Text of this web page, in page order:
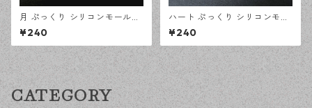
月 ぷっくり シリコンモールド
立体 レジン型 オルゴナイト モ
ールド ハンドメイド 資材【en
工房】
¥240
ハート ぷっくり シリコンモー
ルド 立体 レジン型 オルゴナイ
ト モールド ハンドメイド 資材
【en工房】
¥240
CATEGORY